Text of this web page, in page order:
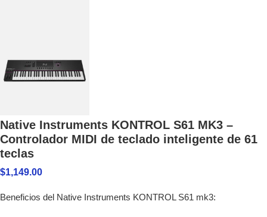
Native Instruments KONTROL S61 MK3 –
Controlador MIDI de teclado inteligente de 61
teclas
$1,149.00
Beneficios del Native Instruments KONTROL S61 mk3: